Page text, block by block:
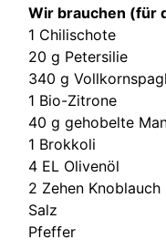
Wir brauchen (für
1 Chilischote
20 g Petersilie
340 g
1 Bio-Zitrone
40 g gehobelte
1 Brokkoli
4 EL Olivenöl
2 Zehen Knoblauch
Salz
Pfeffer